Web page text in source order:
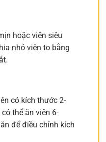
hoặc viên siêu
nhỏ viên to bằng
có kích thước 2-
thể ăn viên 6-
để điều chỉnh kích